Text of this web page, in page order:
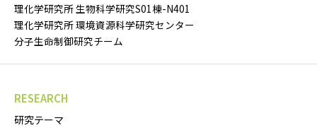
理化学研究所 生物科学研究S01棟-N401
理化学研究所 環境資源科学研究センター
分子生命制御研究チーム
RESEARCH
研究テーマ